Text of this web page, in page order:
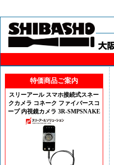
特価商品ご案内
スリーアール スマホ接続式スネー
クカメラ コネーク ファイバースコ
ープ 内視鏡カメラ 3R-SMPSNAKE